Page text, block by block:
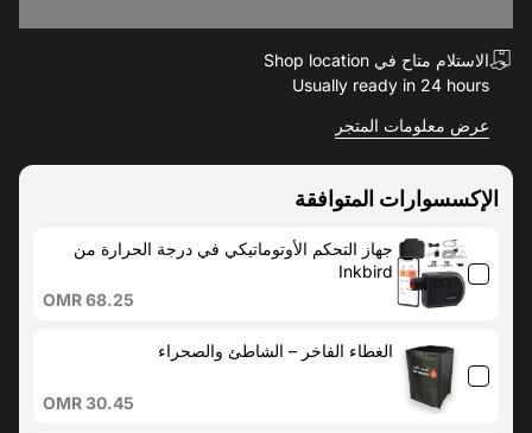
الاستلام متاح في Shop location
Usually ready in 24 hours
عرض معلومات المتجر
الإكسسوارات المتوافقة
جهاز التحكم الأوتوماتيكي في درجة الحرارة من
Inkbird
OMR 68.25
الغطاء الفاخر – الشاطئ والصحراء
OMR 30.45